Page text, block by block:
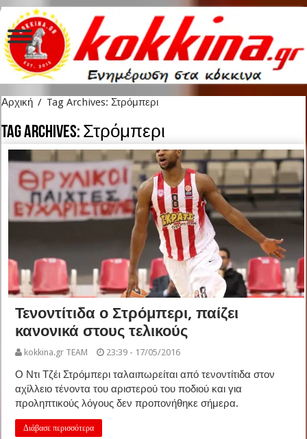
Αρχική / Tag Archives: Στρόμπερι
Tag Archives: Στρόμπερι
Τενοντίτιδα ο Στρόμπερι, παίζει
κανονικά στους τελικούς
kokkina.gr TEAM 23:39 - 17/05/2016
Ο Ντι Τζέι Στρόμπερι ταλαιπωρείται από τενοντίτιδα στον
αχίλλειο τένοντα του αριστερού του ποδιού και για
προληπτικούς λόγους δεν προπονήθηκε σήμερα.
Διάβασε περισσότερα